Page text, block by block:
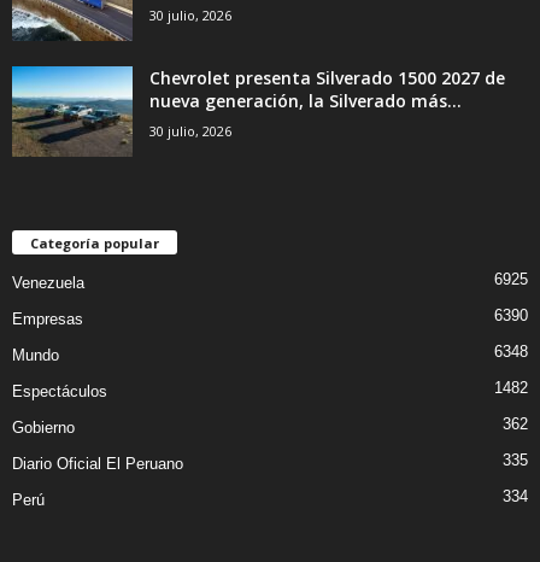
30 julio, 2026
Chevrolet presenta Silverado 1500 2027 de
nueva generación, la Silverado más...
30 julio, 2026
Categoría popular
Venezuela 6925
Empresas 6390
Mundo 6348
Espectáculos 1482
Gobierno 362
Diario Oficial El Peruano 335
Perú 334